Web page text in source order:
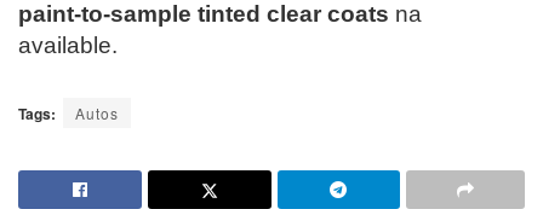
paint-to-sample tinted clear coats na
available.
Tags: Autos